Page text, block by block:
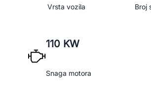
Vrsta vozila Broj
110 KW
Snaga motora